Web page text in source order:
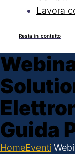
Lavora
Resta in contatto
Guida
HomeEventi